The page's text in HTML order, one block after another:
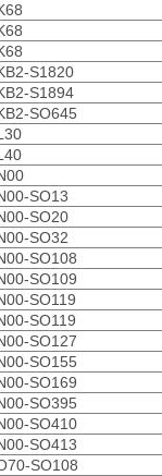
S1820
S1894
SO645
SO13
SO20
SO32
SO108
SO109
SO119
SO119
SO127
SO155
SO169
SO395
SO410
SO413
SO108